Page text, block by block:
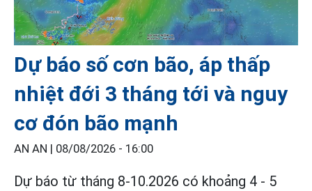
Dự báo số cơn bão, áp thấp
nhiệt đới 3 tháng tới và nguy
cơ đón bão mạnh
AN AN | 08/08/2026 - 16:00
Dự báo từ tháng 8-10.2026 có khoảng 4 - 5